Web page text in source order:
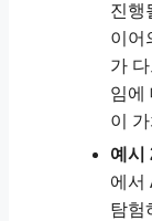
진행
이어
가
임에
이
예시
에서
탐험